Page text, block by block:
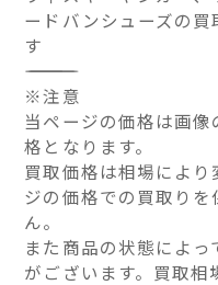
ードバンシューズの
す
――――――――――――――
※注意
当ページの価格は画
格となります。
買取価格は相場によ
ジの価格での買取り
ん。
また商品の状態によ
がございます。買取相